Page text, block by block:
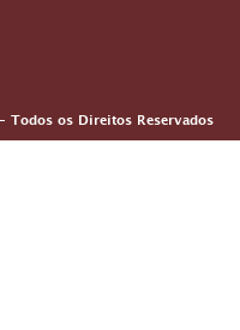
Todos os Direitos Reservados